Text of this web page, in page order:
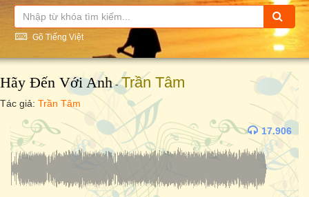
Gõ Tiếng Việt
Hãy Đến Với Anh-Trần Tâm
Tác giả: Trần Tâm
17.906